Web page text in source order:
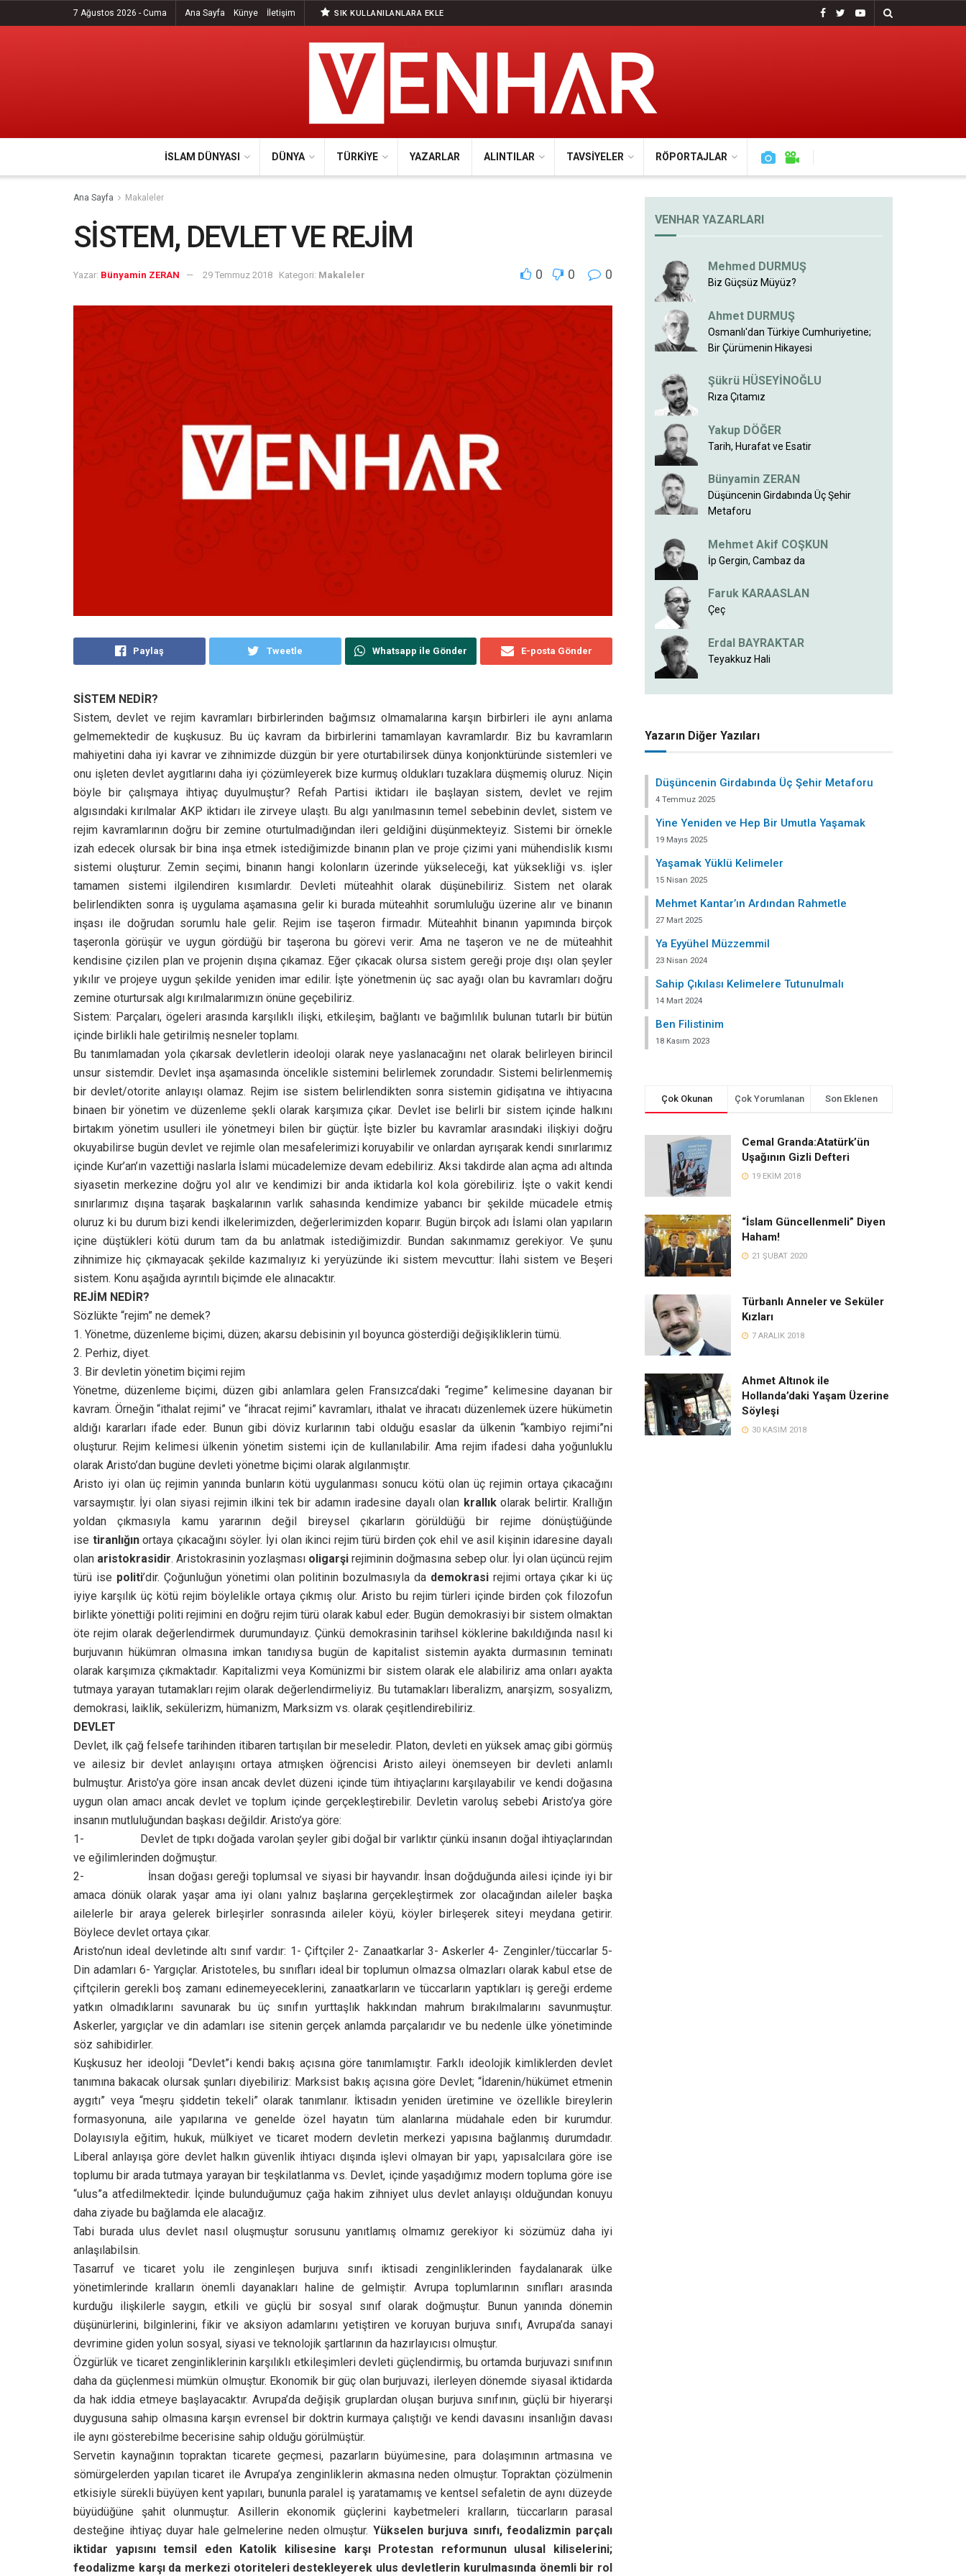
7 Ağustos 2026 - Cuma Ana Sayfa Künye İletişim SIK KULLANILANLARA EKLE
İSLAM DÜNYASI DÜNYA TÜRKIYE YAZARLAR ALINTILAR TAVSIYELER RÖPORTAJLAR
Ana Sayfa Makaleler
SİSTEM, DEVLET VE REJİM
Yazar: Bünyamin ZERAN 29 Temmuz 2018 Kategori: Makaleler 0 0 0
Paylaş Tweetle Whatsapp ile Gönder E-posta Gönder
SİSTEM NEDİR?
Sistem, devlet ve rejim kavramları birbirlerinden bağımsız olmamalarına karşın birbirleri ile aynı anlama
gelmemektedir de kuşkusuz. Bu üç kavram da birbirlerini tamamlayan kavramlardır. Biz bu kavramların
mahiyetini daha iyi kavrar ve zihnimizde düzgün bir yere oturtabilirsek dünya konjonktüründe sistemleri ve
onu işleten devlet aygıtlarını daha iyi çözümleyerek bize kurmuş oldukları tuzaklara düşmemiş oluruz. Niçin
böyle bir çalışmaya ihtiyaç duyulmuştur? Refah Partisi iktidarı ile başlayan sistem, devlet ve rejim
algısındaki kırılmalar AKP iktidarı ile zirveye ulaştı. Bu algı yanılmasının temel sebebinin devlet, sistem ve
rejim kavramlarının doğru bir zemine oturtulmadığından ileri geldiğini düşünmekteyiz. Sistemi bir örnekle
izah edecek olursak bir bina inşa etmek istediğimizde binanın plan ve proje çizimi yani mühendislik kısmı
sistemi oluşturur. Zemin seçimi, binanın hangi kolonların üzerinde yükseleceği, kat yüksekliği vs. işler
tamamen sistemi ilgilendiren kısımlardır. Devleti müteahhit olarak düşünebiliriz. Sistem net olarak
belirlendikten sonra iş uygulama aşamasına gelir ki burada müteahhit sorumluluğu üzerine alır ve binanın
inşası ile doğrudan sorumlu hale gelir. Rejim ise taşeron firmadır. Müteahhit binanın yapımında birçok
taşeronla görüşür ve uygun gördüğü bir taşerona bu görevi verir. Ama ne taşeron ve ne de müteahhit
kendisine çizilen plan ve projenin dışına çıkamaz. Eğer çıkacak olursa sistem gereği proje dışı olan şeyler
yıkılır ve projeye uygun şekilde yeniden imar edilir. İşte yönetmenin üç sac ayağı olan bu kavramları doğru
zemine oturtursak algı kırılmalarımızın önüne geçebiliriz.
Sistem: Parçaları, ögeleri arasında karşılıklı ilişki, etkileşim, bağlantı ve bağımlılık bulunan tutarlı bir bütün
içinde birlikli hale getirilmiş nesneler toplamı.
Bu tanımlamadan yola çıkarsak devletlerin ideoloji olarak neye yaslanacağını net olarak belirleyen birincil
unsur sistemdir. Devlet inşa aşamasında öncelikle sistemini belirlemek zorundadır. Sistemi belirlenmemiş
bir devlet/otorite anlayışı olamaz. Rejim ise sistem belirlendikten sonra sistemin gidişatına ve ihtiyacına
binaen bir yönetim ve düzenleme şekli olarak karşımıza çıkar. Devlet ise belirli bir sistem içinde halkını
birtakım yönetim usulleri ile yönetmeyi bilen bir güçtür. İşte bizler bu kavramlar arasındaki ilişkiyi doğru
okuyabilirse bugün devlet ve rejimle olan mesafelerimizi koruyabilir ve onlardan ayrışarak kendi sınırlarımız
içinde Kur’an’ın vazettiği naslarla İslami mücadelemize devam edebiliriz. Aksi takdirde alan açma adı altında
siyasetin merkezine doğru yol alır ve kendimizi bir anda iktidarla kol kola görebiliriz. İşte o vakit kendi
sınırlarımız dışına taşarak başkalarının varlık sahasında kendimize yabancı bir şekilde mücadele etmiş
oluruz ki bu durum bizi kendi ilkelerimizden, değerlerimizden koparır. Bugün birçok adı İslami olan yapıların
içine düştükleri kötü durum tam da bu anlatmak istediğimizdir. Bundan sakınmamız gerekiyor. Ve şunu
zihnimize hiç çıkmayacak şekilde kazımalıyız ki yeryüzünde iki sistem mevcuttur: İlahi sistem ve Beşeri
sistem. Konu aşağıda ayrıntılı biçimde ele alınacaktır.
REJİM NEDİR?
Sözlükte “rejim” ne demek?
1. Yönetme, düzenleme biçimi, düzen; akarsu debisinin yıl boyunca gösterdiği değişikliklerin tümü.
2. Perhiz, diyet.
3. Bir devletin yönetim biçimi rejim
Yönetme, düzenleme biçimi, düzen gibi anlamlara gelen Fransızca’daki “regime” kelimesine dayanan bir
kavram. Örneğin “ithalat rejimi” ve “ihracat rejimi” kavramları, ithalat ve ihracatı düzenlemek üzere hükümetin
aldığı kararları ifade eder. Bunun gibi döviz kurlarının tabi olduğu esaslar da ülkenin “kambiyo rejimi”ni
oluşturur. Rejim kelimesi ülkenin yönetim sistemi için de kullanılabilir. Ama rejim ifadesi daha yoğunluklu
olarak Aristo’dan bugüne devleti yönetme biçimi olarak algılanmıştır.
Aristo iyi olan üç rejimin yanında bunların kötü uygulanması sonucu kötü olan üç rejimin ortaya çıkacağını
varsaymıştır. İyi olan siyasi rejimin ilkini tek bir adamın iradesine dayalı olan krallıkolarak belirtir. Krallığın
yoldan çıkmasıyla kamu yararının değil bireysel çıkarların görüldüğü bir rejime dönüştüğünde
ise tiranlığınortaya çıkacağını söyler. İyi olan ikinci rejim türü birden çok ehil ve asil kişinin idaresine dayalı
olan aristokrasidir. Aristokrasinin yozlaşması oligarşi rejiminin doğmasına sebep olur. İyi olan üçüncü rejim
türü ise politi’dir. Çoğunluğun yönetimi olan politinin bozulmasıyla da demokrasi rejimi ortaya çıkar ki üç
iyiye karşılık üç kötü rejim böylelikle ortaya çıkmış olur. Aristo bu rejim türleri içinde birden çok filozofun
birlikte yönettiği politi rejimini en doğru rejim türü olarak kabul eder. Bugün demokrasiyi bir sistem olmaktan
öte rejim olarak değerlendirmek durumundayız. Çünkü demokrasinin tarihsel köklerine bakıldığında nasıl ki
burjuvanın hükümran olmasına imkan tanıdıysa bugün de kapitalist sistemin ayakta durmasının teminatı
olarak karşımıza çıkmaktadır. Kapitalizmi veya Komünizmi bir sistem olarak ele alabiliriz ama onları ayakta
tutmaya yarayan tutamakları rejim olarak değerlendirmeliyiz. Bu tutamakları liberalizm, anarşizm, sosyalizm,
demokrasi, laiklik, sekülerizm, hümanizm, Marksizm vs. olarak çeşitlendirebiliriz.
DEVLET
Devlet, ilk çağ felsefe tarihinden itibaren tartışılan bir meseledir. Platon, devleti en yüksek amaç gibi görmüş
ve ailesiz bir devlet anlayışını ortaya atmışken öğrencisi Aristo aileyi önemseyen bir devleti anlamlı
bulmuştur. Aristo’ya göre insan ancak devlet düzeni içinde tüm ihtiyaçlarını karşılayabilir ve kendi doğasına
uygun olan amacı ancak devlet ve toplum içinde gerçekleştirebilir. Devletin varoluş sebebi Aristo’ya göre
insanın mutluluğundan başkası değildir. Aristo’ya göre:
1- Devlet de tıpkı doğada varolan şeyler gibi doğal bir varlıktır çünkü insanın doğal ihtiyaçlarından
ve eğilimlerinden doğmuştur.
2- İnsan doğası gereği toplumsal ve siyasi bir hayvandır. İnsan doğduğunda ailesi içinde iyi bir
amaca dönük olarak yaşar ama iyi olanı yalnız başlarına gerçekleştirmek zor olacağından aileler başka
ailelerle bir araya gelerek birleşirler sonrasında aileler köyü, köyler birleşerek siteyi meydana getirir.
Böylece devlet ortaya çıkar.
Aristo’nun ideal devletinde altı sınıf vardır: 1- Çiftçiler 2- Zanaatkarlar 3- Askerler 4- Zenginler/tüccarlar 5-
Din adamları 6- Yargıçlar. Aristoteles, bu sınıfları ideal bir toplumun olmazsa olmazları olarak kabul etse de
çiftçilerin gerekli boş zamanı edinemeyeceklerini, zanaatkarların ve tüccarların yaptıkları iş gereği erdeme
yatkın olmadıklarını savunarak bu üç sınıfın yurttaşlık hakkından mahrum bırakılmalarını savunmuştur.
Askerler, yargıçlar ve din adamları ise sitenin gerçek anlamda parçalarıdır ve bu nedenle ülke yönetiminde
söz sahibidirler.
Kuşkusuz her ideoloji “Devlet”i kendi bakış açısına göre tanımlamıştır. Farklı ideolojik kimliklerden devlet
tanımına bakacak olursak şunları diyebiliriz: Marksist bakış açısına göre Devlet; “İdarenin/hükümet etmenin
aygıtı” veya “meşru şiddetin tekeli” olarak tanımlanır. İktisadın yeniden üretimine ve özellikle bireylerin
formasyonuna, aile yapılarına ve genelde özel hayatın tüm alanlarına müdahale eden bir kurumdur.
Dolayısıyla eğitim, hukuk, mülkiyet ve ticaret modern devletin merkezi yapısına bağlanmış durumdadır.
Liberal anlayışa göre devlet halkın güvenlik ihtiyacı dışında işlevi olmayan bir yapı, yapısalcılara göre ise
toplumu bir arada tutmaya yarayan bir teşkilatlanma vs. Devlet, içinde yaşadığımız modern topluma göre ise
“ulus”a atfedilmektedir. İçinde bulunduğumuz çağa hakim zihniyet ulus devlet anlayışı olduğundan konuyu
daha ziyade bu bağlamda ele alacağız.
Tabi burada ulus devlet nasıl oluşmuştur sorusunu yanıtlamış olmamız gerekiyor ki sözümüz daha iyi
anlaşılabilsin.
Tasarruf ve ticaret yolu ile zenginleşen burjuva sınıfı iktisadi zenginliklerinden faydalanarak ülke
yönetimlerinde kralların önemli dayanakları haline de gelmiştir. Avrupa toplumlarının sınıfları arasında
kurduğu ilişkilerle saygın, etkili ve güçlü bir sosyal sınıf olarak doğmuştur. Bunun yanında dönemin
düşünürlerini, bilginlerini, fikir ve aksiyon adamlarını yetiştiren ve koruyan burjuva sınıfı, Avrupa’da sanayi
devrimine giden yolun sosyal, siyasi ve teknolojik şartlarının da hazırlayıcısı olmuştur.
Özgürlük ve ticaret zenginliklerinin karşılıklı etkileşimleri devleti güçlendirmiş, bu ortamda burjuvazi sınıfının
daha da güçlenmesi mümkün olmuştur. Ekonomik bir güç olan burjuvazi, ilerleyen dönemde siyasal iktidarda
da hak iddia etmeye başlayacaktır. Avrupa’da değişik gruplardan oluşan burjuva sınıfının, güçlü bir hiyerarşi
duygusuna sahip olmasına karşın evrensel bir doktrin kurmaya çalıştığı ve kendi davasını insanlığın davası
ile aynı gösterebilme becerisine sahip olduğu görülmüştür.
Servetin kaynağının topraktan ticarete geçmesi, pazarların büyümesine, para dolaşımının artmasına ve
sömürgelerden yapılan ticaret ile Avrupa’ya zenginliklerin akmasına neden olmuştur. Topraktan çözülmenin
etkisiyle sürekli büyüyen kent yapıları, bununla paralel iş yaratamamış ve kentsel sefaletin de aynı düzeyde
büyüdüğüne şahit olunmuştur. Asillerin ekonomik güçlerini kaybetmeleri kralların, tüccarların parasal
desteğine ihtiyaç duyar hale gelmelerine neden olmuştur. Yükselen burjuva sınıfı, feodalizmin parçalı
iktidar yapısını temsil eden Katolik kilisesine karşı Protestan reformunun ulusal kiliselerini;
feodalizme karşı da merkezi otoriteleri destekleyerek ulus devletlerin kurulmasında önemli bir rol
VENHAR YAZARLARI
Mehmed DURMUŞ
Biz Güçsüz Müyüz?
Ahmet DURMUŞ
Osmanlı'dan Türkiye Cumhuriyetine;
Bir Çürümenin Hikayesi
Şükrü HÜSEYİNOĞLU
Rıza Çıtamız
Yakup DÖĞER
Tarih, Hurafat ve Esatir
Bünyamin ZERAN
Düşüncenin Girdabında Üç Şehir
Metaforu
Mehmet Akif COŞKUN
İp Gergin, Cambaz da
Faruk KARAASLAN
Çeç
Erdal BAYRAKTAR
Teyakkuz Hali
Yazarın Diğer Yazıları
Düşüncenin Girdabında Üç Şehir Metaforu
4 Temmuz 2025
Yine Yeniden ve Hep Bir Umutla Yaşamak
19 Mayıs 2025
Yaşamak Yüklü Kelimeler
15 Nisan 2025
Mehmet Kantar’ın Ardından Rahmetle
27 Mart 2025
Ya Eyyühel Müzzemmil
23 Nisan 2024
Sahip Çıkılası Kelimelere Tutunulmalı
14 Mart 2024
Ben Filistinim
18 Kasım 2023
Çok Okunan Çok Yorumlanan Son Eklenen
Cemal Granda:Atatürk’ün
Uşağının Gizli Defteri
19 EKIM 2018
“İslam Güncellenmeli” Diyen
Haham!
21 ŞUBAT 2020
Türbanlı Anneler ve Seküler
Kızları
7 ARALIK 2018
Ahmet Altınok ile
Hollanda’daki Yaşam Üzerine
Söyleşi
30 KASIM 2018